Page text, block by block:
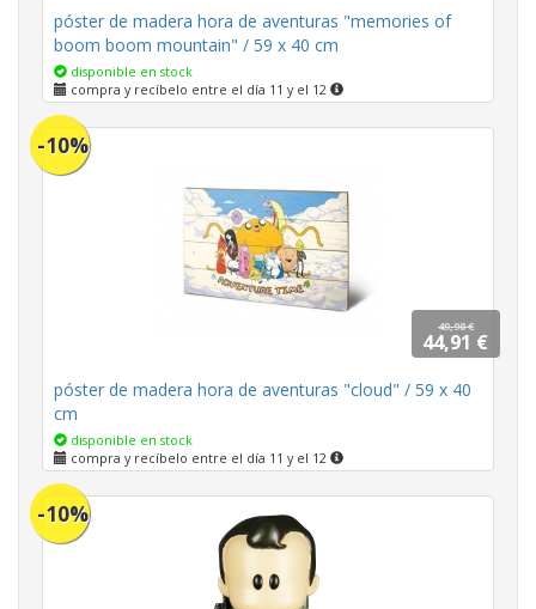
póster de madera hora de aventuras "memories of
boom boom mountain" / 59 x 40 cm
disponible en stock
compra y recíbelo entre el día 11 y el 12
-10%
49,90 €
44,91 €
póster de madera hora de aventuras "cloud" / 59 x 40
cm
disponible en stock
compra y recíbelo entre el día 11 y el 12
-10%